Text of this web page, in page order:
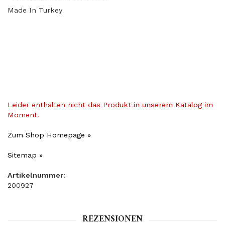
Made In Turkey
Leider enthalten nicht das Produkt in unserem Katalog im
Moment.
Zum Shop Homepage »
Sitemap »
Artikelnummer:
200927
REZENSIONEN